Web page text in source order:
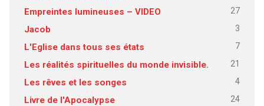
Empreintes lumineuses – VIDEO 27
Jacob 3
L'Eglise dans tous ses états 7
Les réalités spirituelles du monde invisible. 21
Les rêves et les songes 4
Livre de l'Apocalypse 24